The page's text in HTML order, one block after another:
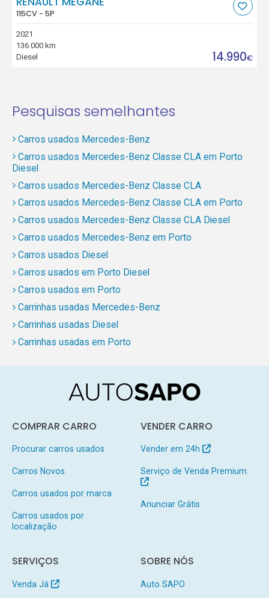
115CV - 5P
2021
136.000 km
Diesel
14.990€
Pesquisas semelhantes
Carros usados Mercedes-Benz
Carros usados Mercedes-Benz Classe CLA em Porto
Diesel
Carros usados Mercedes-Benz Classe CLA
Carros usados Mercedes-Benz Classe CLA em Porto
Carros usados Mercedes-Benz Classe CLA Diesel
Carros usados Mercedes-Benz em Porto
Carros usados Diesel
Carros usados em Porto Diesel
Carros usados em Porto
Carrinhas usadas Mercedes-Benz
Carrinhas usadas Diesel
Carrinhas usadas em Porto
COMPRAR CARRO
Procurar carros usados
Carros Novos
Carros usados por marca
Carros usados por
localização
VENDER CARRO
Vender em 24h
Serviço de Venda Premium
Anunciar Grátis
SERVIÇOS
Venda Já
SOBRE NÓS
Auto SAPO